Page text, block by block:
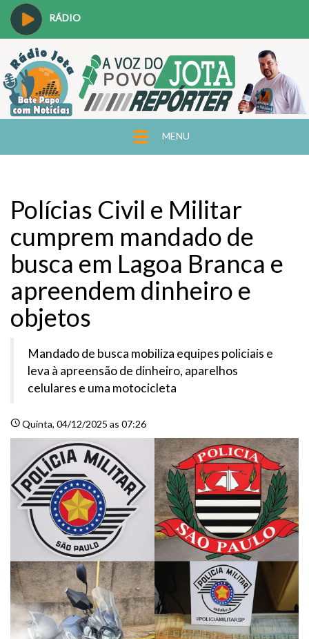
RÁDIO
MENU
Polícias Civil e Militar
cumprem mandado de
busca em Lagoa Branca e
apreendem dinheiro e
objetos
Mandado de busca mobiliza equipes policiais e
leva à apreensão de dinheiro, aparelhos
celulares e uma motocicleta
scheduleQuinta, 04/12/2025 as 07:26